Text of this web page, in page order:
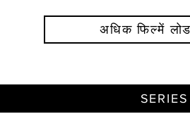
अधिक फिल्में
SERIES